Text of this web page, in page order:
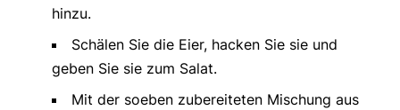
hinzu.
Schälen Sie die Eier, hacken Sie sie und
geben Sie sie zum Salat.
Mit der soeben zubereiteten Mischung aus